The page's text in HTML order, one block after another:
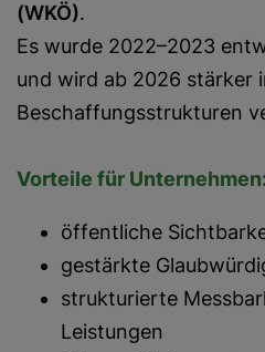
(WKÖ).
Es wurde 2022–2023
und wird ab 2026 stärker
Beschaffungsstrukturen
Vorteile für Unternehmen:
öffentliche
gestärkte
strukturierte
Leistungen